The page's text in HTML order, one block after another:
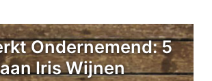
Ondernemend: 5
Iris Wijnen